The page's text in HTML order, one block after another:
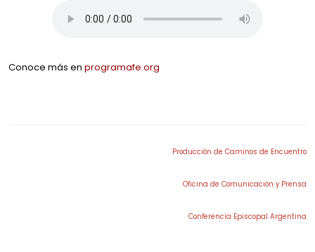
Conoce más en programafe.org
Producción de Caminos de Encuentro
Oficina de Comunicación y Prensa
Conferencia Episcopal Argentina